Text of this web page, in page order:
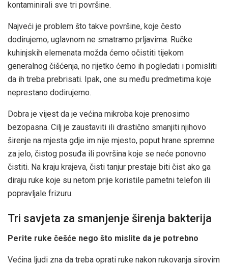
kontaminirali sve tri površine.
Najveći je problem što takve površine, koje često
dodirujemo, uglavnom ne smatramo prljavima. Ručke
kuhinjskih elemenata možda ćemo očistiti tijekom
generalnog čišćenja, no rijetko ćemo ih pogledati i pomisliti
da ih treba prebrisati. Ipak, one su među predmetima koje
neprestano dodirujemo.
Dobra je vijest da je većina mikroba koje prenosimo
bezopasna. Cilj je zaustaviti ili drastično smanjiti njihovo
širenje na mjesta gdje im nije mjesto, poput hrane spremne
za jelo, čistog posuđa ili površina koje se neće ponovno
čistiti. Na kraju krajeva, čisti tanjur prestaje biti čist ako ga
diraju ruke koje su netom prije koristile pametni telefon ili
popravljale frizuru.
Tri savjeta za smanjenje širenja bakterija
Perite ruke češće nego što mislite da je potrebno
Većina ljudi zna da treba oprati ruke nakon rukovanja sirovim